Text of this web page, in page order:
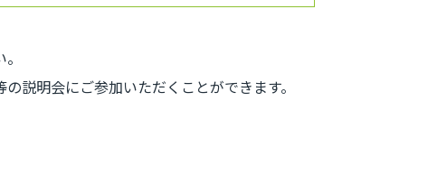
説明会にご参加いただくことができます。